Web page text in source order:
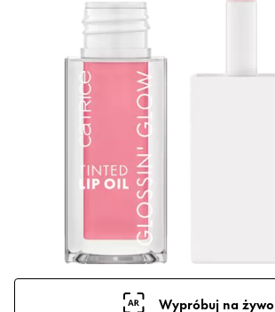
Wypróbuj na żywo